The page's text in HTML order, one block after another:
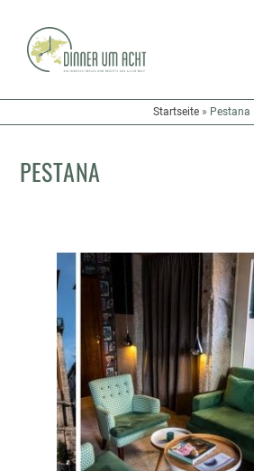
Startseite » Pestana
PESTANA